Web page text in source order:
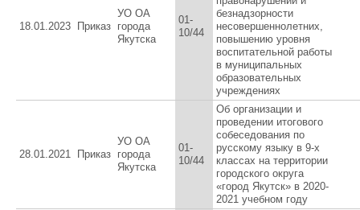
18.01.2023 Приказ
УО ОА
города
Якутска
01-
10/44
безнадзорности
несовершеннолетних,
повышению уровня
воспитательной работы
в муниципальных
образовательных
учреждениях
28.01.2021 Приказ
УО ОА
города
Якутска
01-
10/44
Об организации и
проведении итогового
собеседования по
русскому языку в 9-х
классах на территории
городского округа
«город Якутск» в 2020-
2021 учебном году